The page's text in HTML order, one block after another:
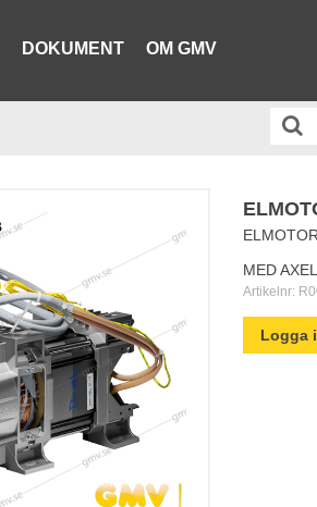
DOKUMENT OM GMV
MED
Artikelnr:
Logga